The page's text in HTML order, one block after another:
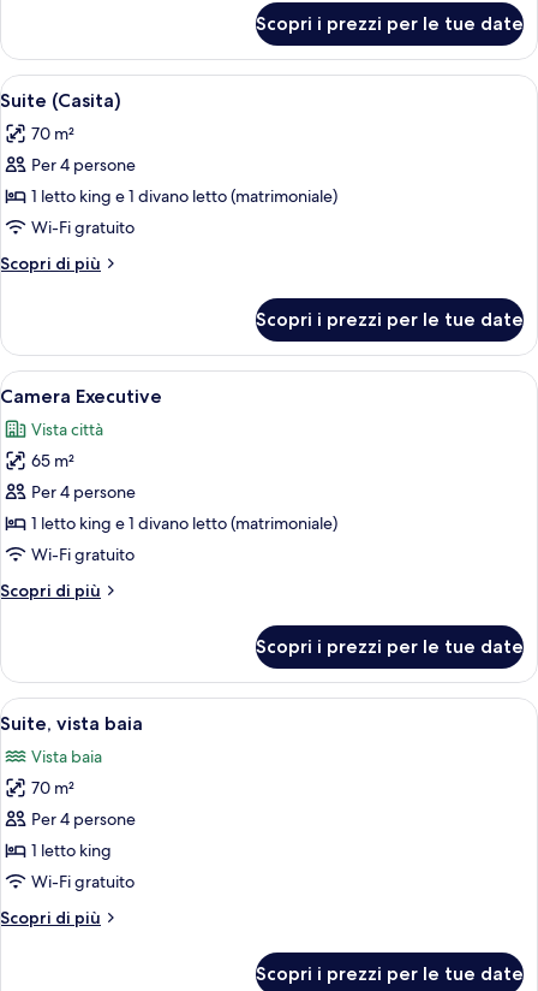
accessibile
ai
disabili,
vasca
da
bagno
1
letto
king,
accessibile
ai
disabili,
da
bagno
Scopri i prezzi per le tue date
Apri
tutte
le
foto
per
Suite
(Casita)
Zona pranzo moderna con tavolo in
10
Suite (Casita)
70 m²
Per 4 persone
1 letto king e 1 divano letto (matrimoniale)
Wi-Fi gratuito
Scopri di più
Altri
(Casita)
Scopri i prezzi per le tue date
Apri
tutte
le
foto
per
Camera
Executive
Una camera d'albergo con un letto
7
Camera Executive
Vista città
65 m²
Per 4 persone
1 letto king e 1 divano letto (matrimoniale)
Wi-Fi gratuito
Scopri di più
Altri
Executive
Scopri i prezzi per le tue date
Apri
tutte
le
foto
per
Suite,
vista
Una camera d'albergo con un letto
8
Suite, vista baia
Vista baia
70 m²
Per 4 persone
1 letto king
Wi-Fi gratuito
Scopri di più
Altri
Scopri i prezzi per le tue date